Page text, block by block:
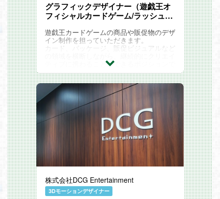
グラフィックデザイナー（遊戯王オ
フィシャルカードゲーム/ラッシュデ
テインメント】
遊戯王カードゲームの商品や販促物のデザ
イン制作を担っていただきます。
カード、パッケージ、販促ビジュアルなど
ティブに携わることができるポジションで
す。
＜具体的な業務内容＞
・カードデザイン（特殊印刷加工/レイア
ウト/文字組み等）制作
・商品ロゴ、パッケージ（ボックス/パッ
ク等）デザイン制作
・ポスター、キービジュアル、店頭販促
物、イベントグラフィック制作
・ローカライズ、海外展開を見据えたデザ
グラフィックデザインが得意で、幅広くエ
ンターテインメントに興味がある方を歓迎
します。
株式会社DCG Entertainment
3Dモーションデザイナー